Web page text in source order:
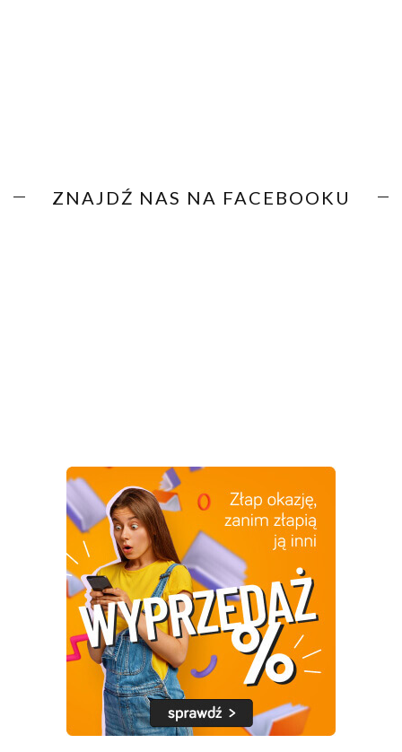
ZNAJDŹ NAS NA FACEBOOKU